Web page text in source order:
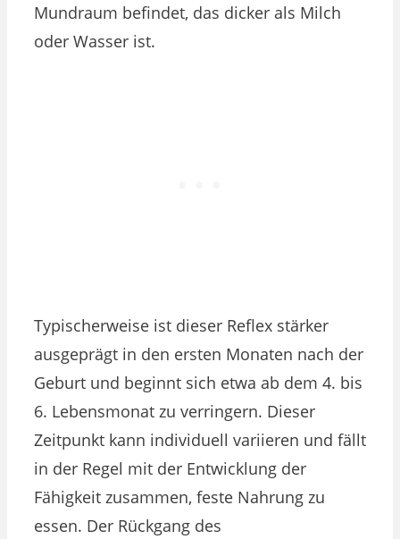
Mundraum befindet, das dicker als Milch
oder Wasser ist.
Typischerweise ist dieser Reflex stärker
ausgeprägt in den ersten Monaten nach der
Geburt und beginnt sich etwa ab dem 4. bis
6. Lebensmonat zu verringern. Dieser
Zeitpunkt kann individuell variieren und fällt
in der Regel mit der Entwicklung der
Fähigkeit zusammen, feste Nahrung zu
essen. Der Rückgang des